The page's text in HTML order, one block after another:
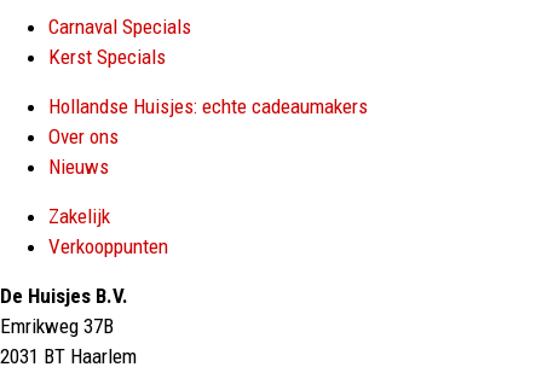
Carnaval Specials
Kerst Specials
Hollandse Huisjes: echte cadeaumakers
Over ons
Nieuws
Zakelijk
Verkooppunten
De Huisjes B.V.
Emrikweg 37B
2031 BT Haarlem